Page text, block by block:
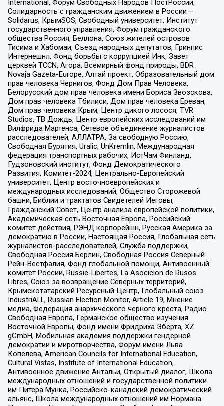
International, Форум Свободных Народов ПостРоссии,
Солидарность с гражданским движением в России –
Solidarus, КрымSOS, Свободный университет, Институт
государственного управления, Форум гражданского
общества Россия, Беллона, Союз жителей островов
Тисима и Хабомаи, Съезд народных депутатов, Гринпис
Интернешнл, Фонд борьбы с коррупцией Инк, Завет
церквей TCCN, Агора, Всемирный фонд природы, BDR
Novaja Gazeta-Europe, Алтай проект, Образовательный дом
прав человека Чернигов, Фонд Дом Прав Человека,
Белорусский дом прав человека имени Бориса Звозскова,
Дом прав человека Тбилиси, Дом прав человека Ереван,
Дом прав человека Крым, Центр дикого лосося, TVR
Studios, ТВ Дождь, Центр европейских исследований им
Вилфрида Мартенса, Сетевое объединение журналистов
расследователей, АЛЛАТРА, За свободную Россию,
Свободная Бурятия, Uralic, UnKremlin, Международная
федерация транспортных рабочих, ИстЧам Финланд,
Гудзоновский институт, Фонд Демократического
Развития, Комитет-2024, Центрально-Европейский
университет, Центр восточноевропейских и
международных исследований, Общество Сторожевой
башни, Библии и трактатов Свидетелей Иеговы,
Гражданский Совет, Центр анализа европейской политики,
Академическая сеть Восточная Европа, Российский
комитет действия, РЭНД корпорейшн, Русская Америка за
демократию в России, Настоящая Россия, Глобальная сеть
журналистов-расследователей, Служба поддержки,
Свободная Россия Берлин, Свободная Россия Северный
Рейн-Вестфалия, Фонд глобальной помощи, Антивоенный
комитет России, Russie-Libertes, La Asocicion de Rusos
Libres, Союз за возвращение Северных территорий,
Крымскотатарский Ресурсный Центр, Глобальный союз
IndustriALL, Russian Election Monitor, Article 19, Мнение
медиа, Федерация анархического черного креста, Радио
Свободная Европа, Германское общество изучения
Восточной Европы, Фонд имени Фридриха Эберта, XZ
gGmbH, Мобильная академия поддержки гендерной
демократии и миротворчества, Форум имени Льва
Копелева, American Councils for International Education,
Cultural Vistas, Institute of International Education,
Антивоенное движение Антальи, Открытый диалог, Школа
международных отношений и государственной политики
им Питера Мунка, Российско-канадский демократический
альянс, Школа международных отношений им Нормана